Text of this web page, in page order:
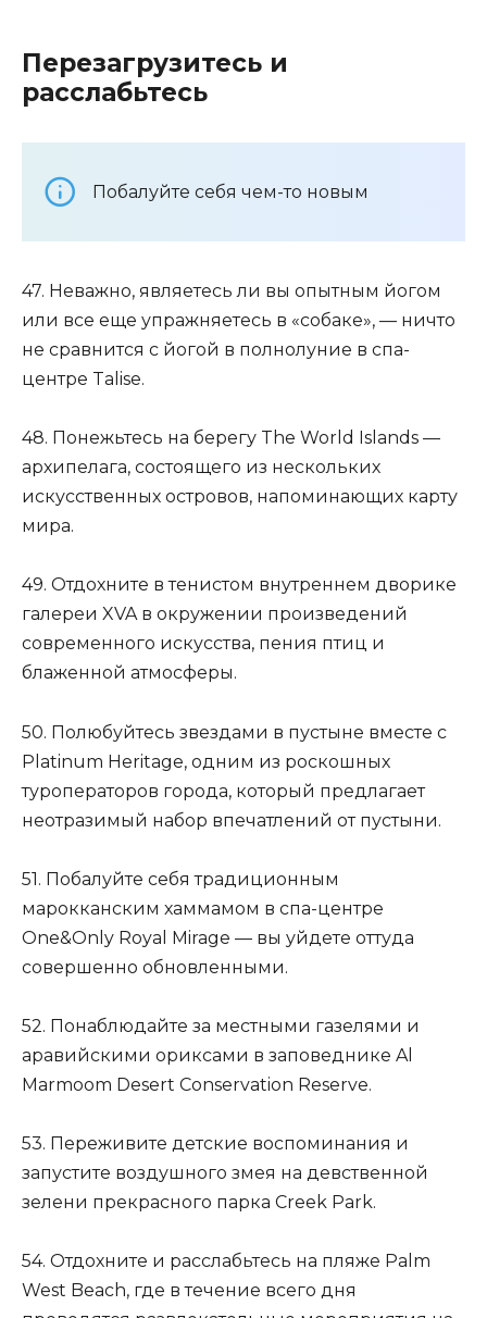
Перезагрузитесь и
расслабьтесь
Побалуйте себя чем-то новым
47. Неважно, являетесь ли вы опытным йогом
или все еще упражняетесь в «собаке», — ничто
не сравнится с йогой в полнолуние в спа-
центре Talise.
48. Понежьтесь на берегу The World Islands —
архипелага, состоящего из нескольких
искусственных островов, напоминающих карту
мира.
49. Отдохните в тенистом внутреннем дворике
галереи XVA в окружении произведений
современного искусства, пения птиц и
блаженной атмосферы.
50. Полюбуйтесь звездами в пустыне вместе с
Platinum Heritage, одним из роскошных
туроператоров города, который предлагает
неотразимый набор впечатлений от пустыни.
51. Побалуйте себя традиционным
марокканским хаммамом в спа-центре
One&Only Royal Mirage — вы уйдете оттуда
совершенно обновленными.
52. Понаблюдайте за местными газелями и
аравийскими ориксами в заповеднике Al
Marmoom Desert Conservation Reserve.
53. Переживите детские воспоминания и
запустите воздушного змея на девственной
зелени прекрасного парка Creek Park.
54. Отдохните и расслабьтесь на пляже Palm
West Beach, где в течение всего дня